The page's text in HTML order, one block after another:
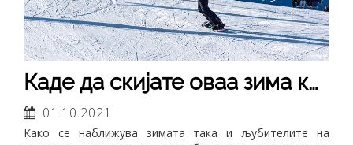
Каде да скијате оваа зима како почетник, а каде како искусен скијач?
01.10.2021
Како се наближува зимата така и љубителите на